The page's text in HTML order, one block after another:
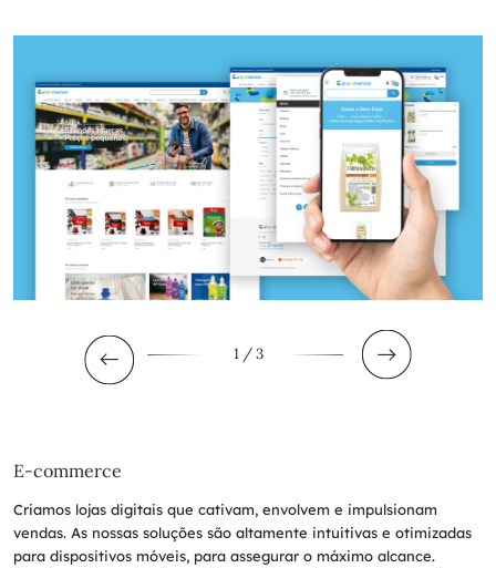
1/ 3
E-commerce
Criamos lojas digitais que cativam, envolvem e impulsionam
vendas. As nossas soluções são altamente intuitivas e otimizadas
para dispositivos móveis, para assegurar o máximo alcance.